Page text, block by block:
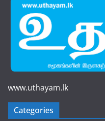
www.uthayam.lk
Categories